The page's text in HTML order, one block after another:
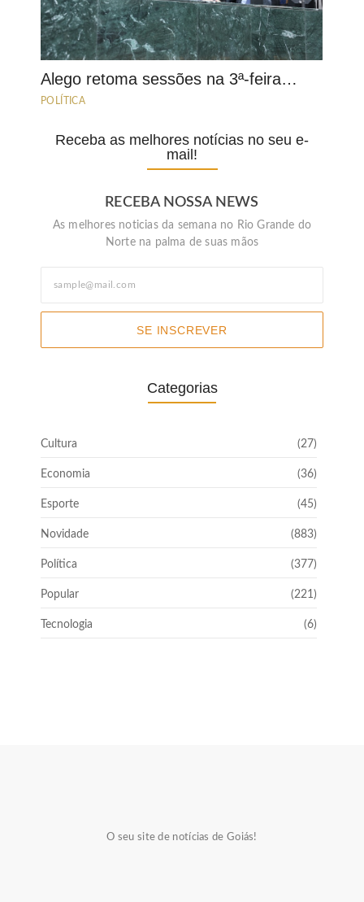
Alego retoma sessões na 3ª-feira…
POLÍTICA
Receba as melhores notícias no seu e-
mail!
RECEBA NOSSA NEWS
As melhores noticias da semana no Rio Grande do
Norte na palma de suas mãos
SE INSCREVER
Categorias
Cultura (27)
Economia (36)
Esporte (45)
Novidade (883)
Política (377)
Popular (221)
Tecnologia (6)
O seu site de notícias de Goiás!